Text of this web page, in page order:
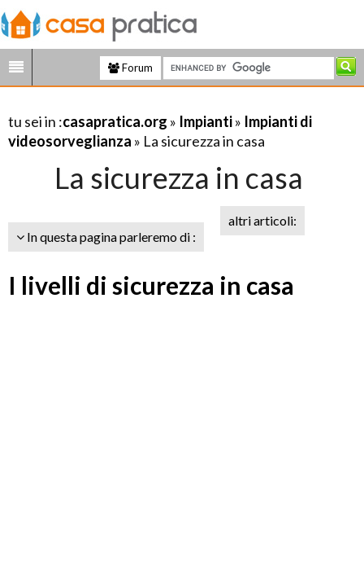
Forum
tu sei in :casapratica.org » Impianti» Impianti di
videosorveglianza » La sicurezza in casa
La sicurezza in casa
In questa pagina parleremo di :
altri articoli:
I livelli di sicurezza in casa